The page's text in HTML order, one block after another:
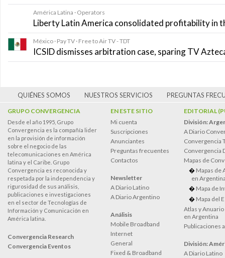
América Latina · Operators
Liberty Latin America consolidated profitability in
México · Pay TV · Free to Air TV - TDT
ICSID dismisses arbitration case, sparing TV
QUIÉNES SOMOS NUESTROS SERVICIOS PREGUNTAS
GRUPO CONVERGENCIA
Desde el año 1995, Grupo
Convergencia es la compañía lider
en la provisión de información
sobre el negocio de las
telecomunicaciones en América
latina y el Caribe. Grupo
Convergencia es reconocida y
respetada por la independencia y
rigurosidad de sus análisis,
publicaciones e investigaciones
en el sector de Tecnologías de
Información y Comunicación en
América latina.
Convergencia Research
Convergencia Eventos
EN ESTE SITIO
Mi cuenta
Suscripciones
Anunciantes
Preguntas frecuentes
Contactos
Newsletter
A Diario Latino
A Diario Argentino
Análisis
Mobile Broadband
Internet
General
Fixed & Broadband
EDITORIAL
División:
A Diario
Convergencia
Convergencia
Mapas de
Mapas de
en
Mapa de
Mapa del
Atlas y
en Argentina
Publicaciones
División:
A Diario Latino